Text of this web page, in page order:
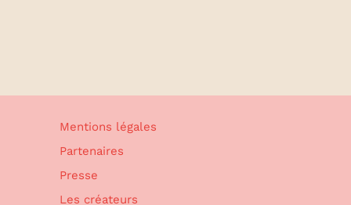
Mentions légales
Partenaires
Presse
Les créateurs